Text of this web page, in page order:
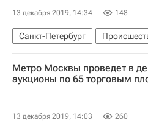
13 декабря 2019, 14:34 148
Санкт-Петербург
Криминал
Россия
Метро Москвы проведет в
аукционы по 65 торговым
13 декабря 2019, 14:03 260